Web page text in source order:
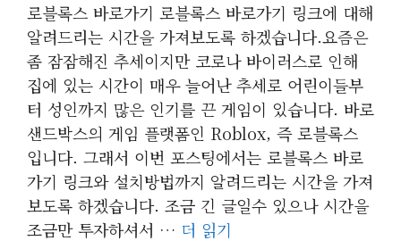
로블록스 바로가기 로블록스 바로가기 링크에 대해
알려드리는 시간을 가져보도록 하겠습니다.요즘은
좀 잠잠해진 추세이지만 코로나 바이러스로 인해
집에 있는 시간이 매우 늘어난 추세로 어린이들부
터 성인까지 많은 인기를 끈 게임이 있습니다. 바로
샌드박스의 게임 플랫폼인 Roblox, 즉 로블록스
입니다. 그래서 이번 포스팅에서는 로블록스 바로
가기 링크와 설치방법까지 알려드리는 시간을 가져
보도록 하겠습니다. 조금 긴 글일수 있으나 시간을
조금만 투자하셔서 … 더 읽기